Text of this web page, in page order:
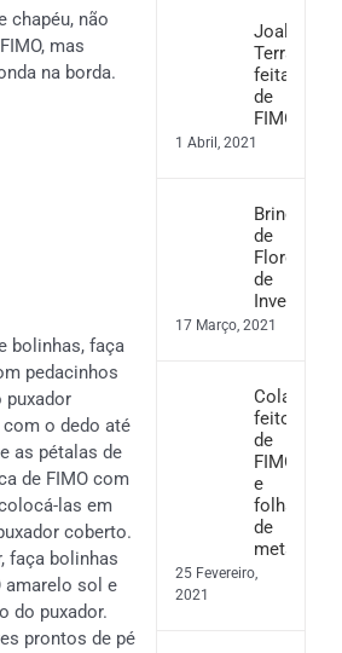
chapéu, não
mas
na borda.
bolinhas, faça
pedacinhos
puxador
o dedo até
as pétalas de
de FIMO com
las em
coberto.
faça bolinhas
amarelo sol e
do puxador.
prontos de pé
Joalharia
Terrazzo
feita
de
FIMO
1 Abril, 2021
Brincos
de
Flores
de
Inverno
17 Março, 2021
Colar
feito
de
FIMO
e
folha
de
metal
25 Fevereiro,
2021